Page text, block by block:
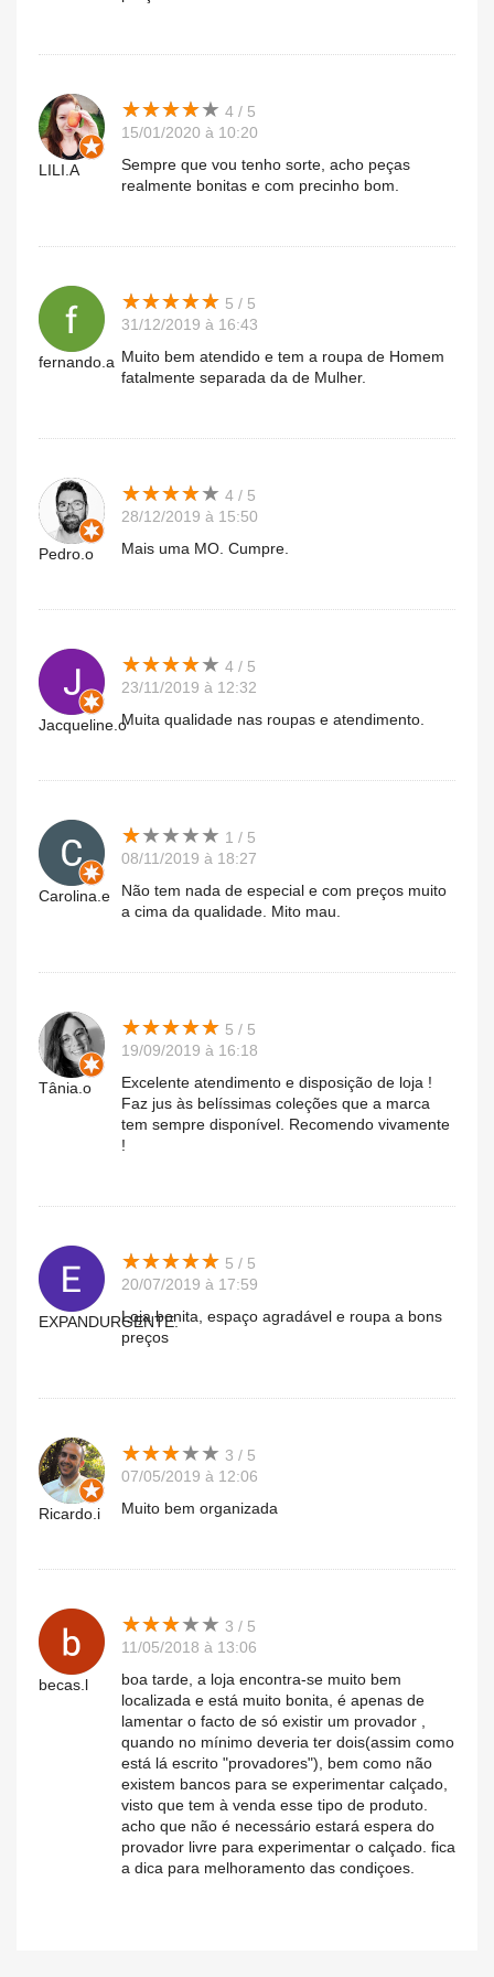
LILI.A
★★★★★
★★★★★ 4 / 5
15/01/2020 à 10:20
Sempre que vou tenho sorte, acho peças
realmente bonitas e com precinho bom.
fernando.a
★★★★★
★★★★★ 5 / 5
31/12/2019 à 16:43
Muito bem atendido e tem a roupa de Homem
fatalmente separada da de Mulher.
Pedro.o
★★★★★
★★★★★ 4 / 5
28/12/2019 à 15:50
Mais uma MO. Cumpre.
Jacqueline.o
★★★★★
★★★★★ 4 / 5
23/11/2019 à 12:32
Muita qualidade nas roupas e atendimento.
Carolina.e
★★★★★
★★★★★ 1 / 5
08/11/2019 à 18:27
Não tem nada de especial e com preços muito
a cima da qualidade. Mito mau.
Tânia.o
★★★★★
★★★★★ 5 / 5
19/09/2019 à 16:18
Excelente atendimento e disposição de loja !
Faz jus às belíssimas coleções que a marca
tem sempre disponível. Recomendo vivamente
!
EXPANDURGENTE.
★★★★★
★★★★★ 5 / 5
20/07/2019 à 17:59
Loja bonita, espaço agradável e roupa a bons
preços
Ricardo.i
★★★★★
★★★★★ 3 / 5
07/05/2019 à 12:06
Muito bem organizada
becas.l
★★★★★
★★★★★ 3 / 5
11/05/2018 à 13:06
boa tarde, a loja encontra-se muito bem
localizada e está muito bonita, é apenas de
lamentar o facto de só existir um provador ,
quando no mínimo deveria ter dois(assim como
está lá escrito "provadores"), bem como não
existem bancos para se experimentar calçado,
visto que tem à venda esse tipo de produto.
acho que não é necessário estará espera do
provador livre para experimentar o calçado. fica
a dica para melhoramento das condiçoes.